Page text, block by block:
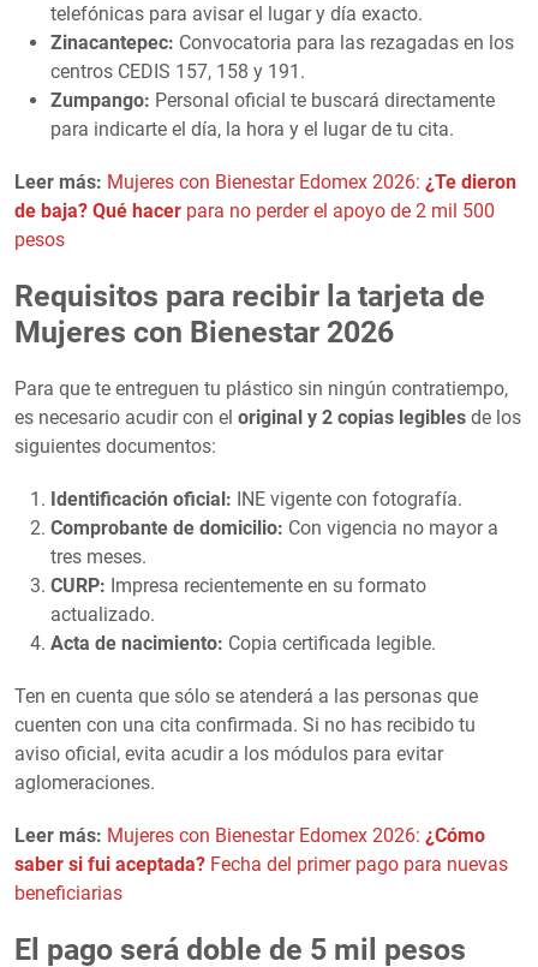
telefónicas para avisar el lugar y día exacto.
Zinacantepec: Convocatoria para las rezagadas en los
centros CEDIS 157, 158 y 191.
Zumpango: Personal oficial te buscará directamente
para indicarte el día, la hora y el lugar de tu cita.
Leer más: Mujeres con Bienestar Edomex 2026: ¿Te dieron
de baja? Qué hacer para no perder el apoyo de 2 mil 500
pesos
Requisitos para recibir la tarjeta de
Mujeres con Bienestar 2026
Para que te entreguen tu plástico sin ningún contratiempo,
es necesario acudir con el original y 2 copias legibles de los
siguientes documentos:
Identificación oficial: INE vigente con fotografía.
Comprobante de domicilio: Con vigencia no mayor a
tres meses.
CURP: Impresa recientemente en su formato
actualizado.
Acta de nacimiento: Copia certificada legible.
Ten en cuenta que sólo se atenderá a las personas que
cuenten con una cita confirmada. Si no has recibido tu
aviso oficial, evita acudir a los módulos para evitar
aglomeraciones.
Leer más: Mujeres con Bienestar Edomex 2026: ¿Cómo
saber si fui aceptada? Fecha del primer pago para nuevas
beneficiarias
El pago será doble de 5 mil pesos